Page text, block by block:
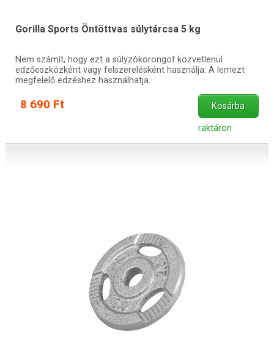
Gorilla Sports Öntöttvas súlytárcsa 5 kg
Nem számít, hogy ezt a súlyzókorongot közvetlenül
edzőeszközként vagy felszerelésként használja: A lemezt
megfelelő edzéshez használhatja.
8 690 Ft Kosárba
raktáron